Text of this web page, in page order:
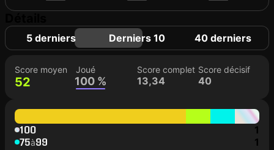
5 derniers Derniers 10 40 derniers
Score moyen
52
Joué
100 %
Score complet
13,34
Score décisif
40
100 1
75à99 1